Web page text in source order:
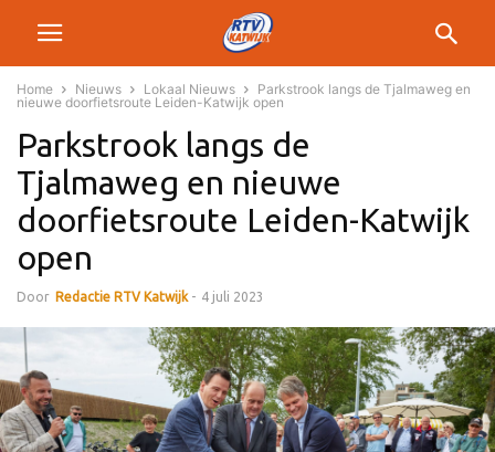
Home Nieuws Lokaal Nieuws
Parkstrook langs de Tjalmaweg en
nieuwe doorfietsroute Leiden-Katwijk open
Parkstrook langs de
Tjalmaweg en nieuwe
doorfietsroute Leiden-Katwijk
open
Door Redactie RTV Katwijk - 4 juli 2023